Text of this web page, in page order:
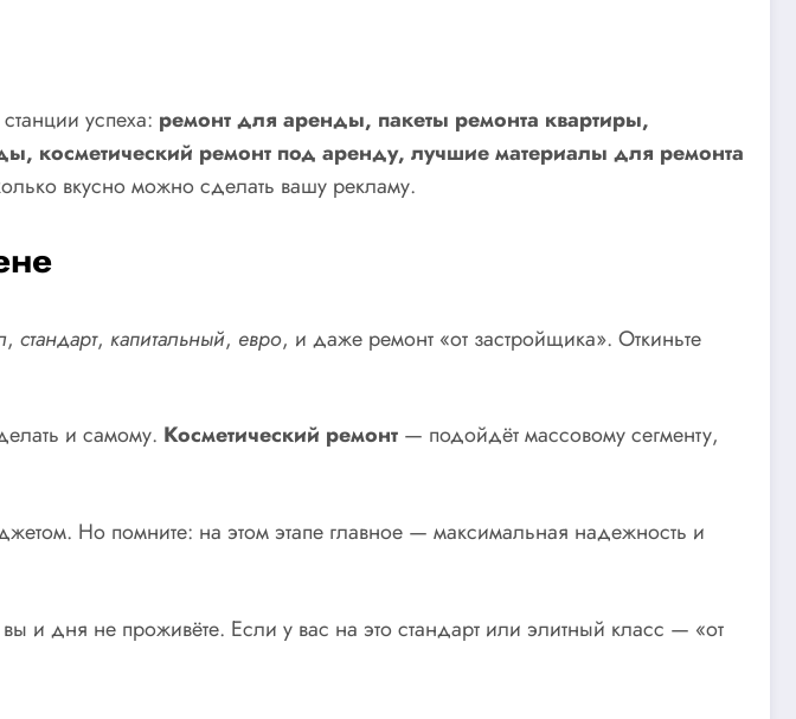
успеха: ремонт для аренды, пакеты ремонта квартиры,
косметический ремонт под аренду, лучшие материалы для ремонта
вкусно можно сделать вашу рекламу.
, стандарт, капитальный, евро, и даже ремонт «от застройщика». Откиньте
и самому. Косметический ремонт — подойдёт массовому сегменту,
Но помните: на этом этапе главное — максимальная надежность и
и дня не проживёте. Если у вас на это стандарт или элитный класс — «от